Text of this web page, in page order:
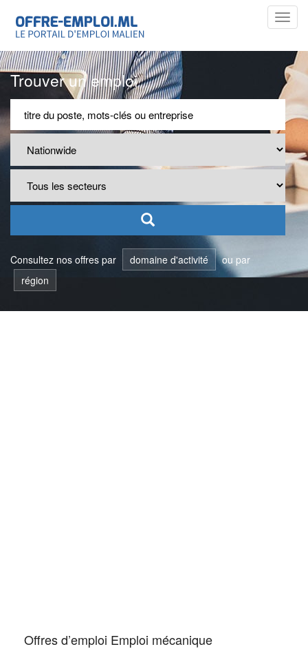
Trouver un emploi
Consultez nos offres par domaine d'activité
ou par
région
Offres d’emploi Emploi mécanique